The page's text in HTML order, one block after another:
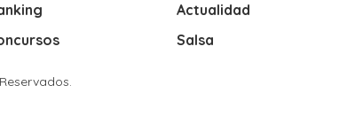
Actualidad
Salsa